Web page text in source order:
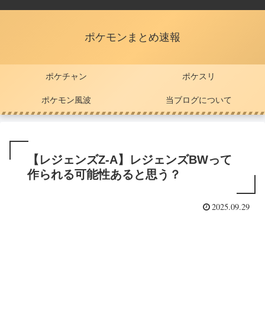
ポケモンまとめ速報
ポケチャン ポケスリ
ポケモン風波 当ブログについて
【レジェンズZ-A】レジェンズBWって
作られる可能性あると思う？
2025.09.29